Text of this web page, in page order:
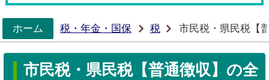
ホーム
税・年金・国保 税 市民税・県民税【
市民税・県民税【普通徴収】の全